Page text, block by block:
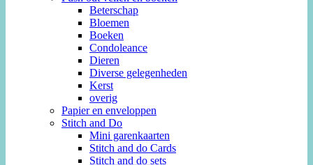
Beterschap
Bloemen
Boeken
Condoleance
Dieren
Diverse gelegenheden
Kerst
overig
Papier en enveloppen
Stitch and Do
Mini garenkaarten
Stitch and do Cards
Stitch and do sets